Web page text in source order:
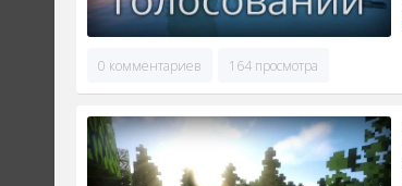
0 комментариев 164 просмотра